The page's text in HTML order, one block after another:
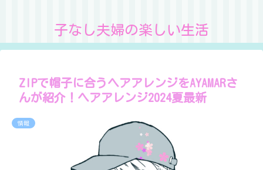
子なし夫婦の楽しい生活
ZIPで帽子に合うヘアアレンジをAYAMARさ
んが紹介！ヘアアレンジ2024夏最新
情報